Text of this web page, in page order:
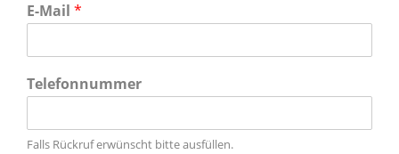
E-Mail *
Telefonnummer
Falls Rückruf erwünscht bitte ausfüllen.